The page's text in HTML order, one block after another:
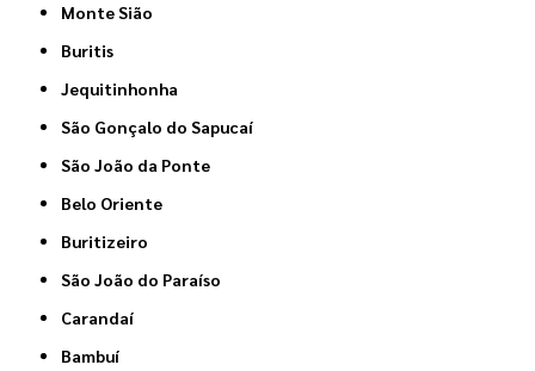
Monte Sião
Buritis
Jequitinhonha
São Gonçalo do Sapucaí
São João da Ponte
Belo Oriente
Buritizeiro
São João do Paraíso
Carandaí
Bambuí